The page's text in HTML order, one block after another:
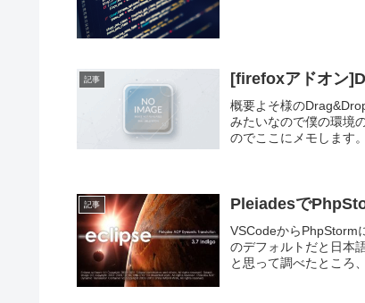
記事 [firefoxアドオン
概要よそ様の
みたいなので僕の環境
のでここにメモします
記事 Pleiadesで
VSCodeからPhpStorm
のデフォルトだと日本
と思って調べたところ